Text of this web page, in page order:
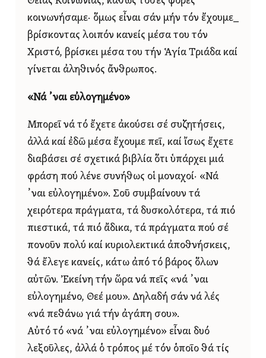
κοινωνήσαμε· ὅμως εἶναι σάν μήν τόν ἔχουμε_
βρίσκοντας λοιπόν κανείς μέσα του τόν
Χριστό, βρίσκει μέσα του τήν Ἁγία Τριάδα καί
γίνεται ἀληθινός ἄνθρωπος.
«Νά ᾿ναι εὐλογημένο»
Μπορεῖ νά τό ἔχετε ἀκούσει σέ συζητήσεις,
ἀλλά καί ἐδῶ μέσα ἔχουμε πεῖ, καί ἴσως ἔχετε
διαβάσει σέ σχετικά βιβλία ὅτι ὑπάρχει μιά
φράση πού λένε συνήθως οἱ μοναχοί· «Νά
᾿ναι εὐλογημένο». Σοῦ συμβαίνουν τά
χειρότερα πράγματα, τά δυσκολότερα, τά πιό
πιεστικά, τά πιό ἄδικα, τά πράγματα πού σέ
πονοῦν πολύ καί κυριολεκτικά ἀποθνήσκεις,
θά ἔλεγε κανείς, κάτω ἀπό τό βάρος ὅλων
αὐτῶν. Ἐκείνη τήν ὥρα νά πεῖς «νά ᾿ναι
εὐλογημένο, Θεέ μου». Δηλαδή σάν νά λές
«νά πεθάνω γιά τήν ἀγάπη σου».
Αὐτό τό «νά ᾿ναι εὐλογημένο» εἶναι δυό
λεξοῦλες, ἀλλά ὁ τρόπος μέ τόν ὁποῖο θά τίς